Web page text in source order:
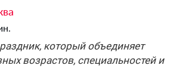
который объединяет
возрастов, специальностей и